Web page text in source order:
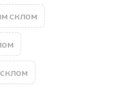
склом